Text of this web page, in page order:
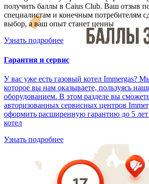
получить баллы в Caius Club. Ваш отзыв
специалистам и конечным потребителям
выбор, а ваш опыт станет ценны
Узнать подробнее
Гарантия и сервис
У вас уже есть газовый котел Immergas?
которое вы нам оказываете, пользуясь
оборудованием. В этом разделе вы сможете
авторизованных сервисных центров
оформить расширенную гарантию до 5 лет
котел
Узнать подробнее